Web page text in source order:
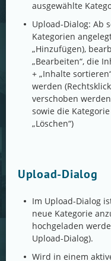
ausgewählte
Upload-Dialog: Ab
Kategorien
„Hinzufügen),
„Bearbeiten“, die
+ „Inhalte
werden
verschoben
sowie die
„Löschen“)
Upload-Dialog
Im Upload-Dialog
neue Kategorie
hochgeladen
Upload-Dialog).
Wird in einem